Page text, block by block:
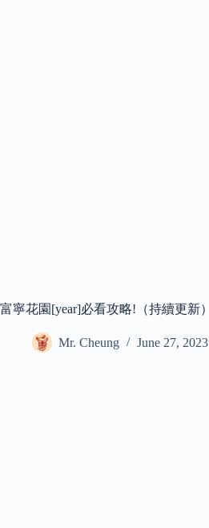
富寧花園[year]必看攻略!（持續更新）
Mr. Cheung June 27, 2023